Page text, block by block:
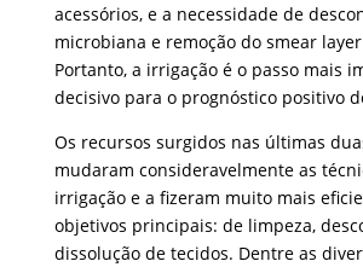
acessórios, e a necessidade de
microbiana e remoção do smear
Portanto, a irrigação é o passo mais
decisivo para o prognóstico positivo
Os recursos surgidos nas últimas
mudaram consideravelmente as
irrigação e a fizeram muito mais
objetivos principais: de limpeza,
dissolução de tecidos. Dentre as